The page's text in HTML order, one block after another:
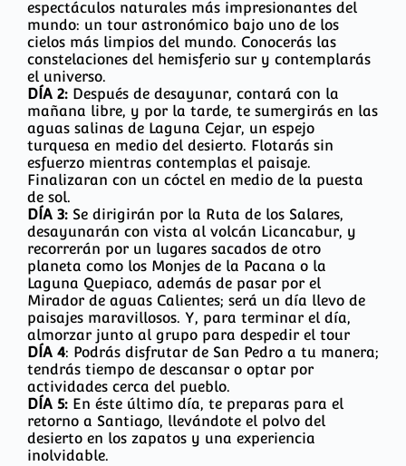
espectáculos naturales más impresionantes del
mundo: un tour astronómico bajo uno de los
cielos más limpios del mundo. Conocerás las
constelaciones del hemisferio sur y contemplarás
el universo.
DÍA 2: Después de desayunar, contará con la
mañana libre, y por la tarde, te sumergirás en las
aguas salinas de Laguna Cejar, un espejo
turquesa en medio del desierto. Flotarás sin
esfuerzo mientras contemplas el paisaje.
Finalizaran con un cóctel en medio de la puesta
de sol.
DÍA 3: Se dirigirán por la Ruta de los Salares,
desayunarán con vista al volcán Licancabur, y
recorrerán por un lugares sacados de otro
planeta como los Monjes de la Pacana o la
Laguna Quepiaco, además de pasar por el
Mirador de aguas Calientes; será un día llevo de
paisajes maravillosos. Y, para terminar el día,
almorzar junto al grupo para despedir el tour
DÍA 4: Podrás disfrutar de San Pedro a tu manera;
tendrás tiempo de descansar o optar por
actividades cerca del pueblo.
DÍA 5: En éste último día, te preparas para el
retorno a Santiago, llevándote el polvo del
desierto en los zapatos y una experiencia
inolvidable.